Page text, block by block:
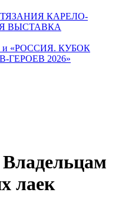
КАРЕЛО-
ВЫСТАВКА
и «РОССИЯ. КУБОК
2026»
лаек